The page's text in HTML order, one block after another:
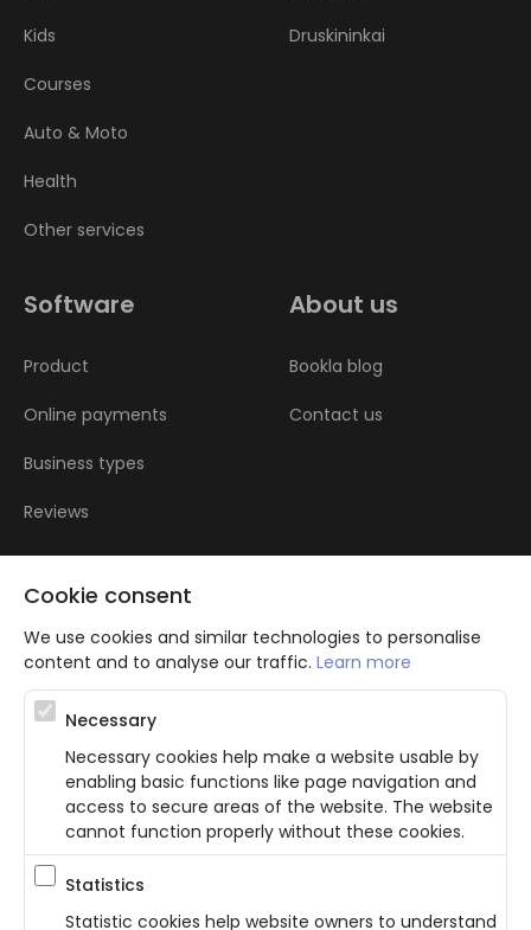
Cookie consent
We use cookies and similar technologies to personalise
content and to analyse our traffic. Learn more
Necessary
Necessary cookies help make a website usable by
enabling basic functions like page navigation and
access to secure areas of the website. The website
cannot function properly without these cookies.
Statistics
Statistic cookies help website owners to understand
Kids
Courses
Auto & Moto
Health
Other services
Druskininkai
Software
Product
Online payments
Business types
Reviews
About us
Bookla blog
Contact us
Atbalsta programma augsti kvalificētu darba ņēmēju piesaistei.
Projekta ietvaros plānota informācijas pakalpojuma izstrāde, kas
Projekta rezultātā ir veikta mobilo lietotņu un pašapkalpošanās
portāla izveide. Projekta ieviešanas rezultatā plānota
bezkontakta apkalpošanas risinājumu izveide pakalpojumu